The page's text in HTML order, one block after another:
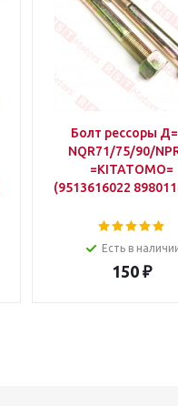
Болт рессоры
NQR71/75/90/
=KITATOMO=
(9513616022
Есть в
150 ₽